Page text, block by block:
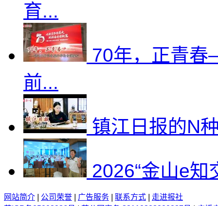
育...
70年，正青
前...
镇江日报的N
2026“金山e知
网站简介 公司荣誉 广告服务 联系方式
走进报社